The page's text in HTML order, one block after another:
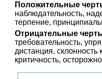
Положительные
наблюдательность,
терпение,
Отрицательные
требовательность,
дистанция,
критичность,